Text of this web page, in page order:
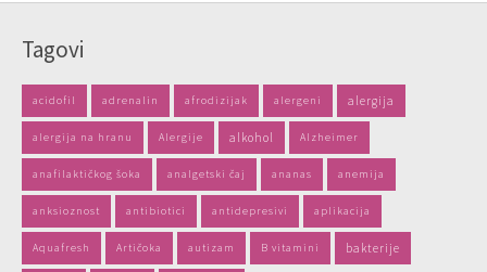
Tagovi
acidofil adrenalin afrodizijak alergeni alergija
alergija na hranu Alergije alkohol Alzheimer
anafilaktičkog šoka analgetski čaj ananas anemija
anksioznost antibiotici antidepresivi aplikacija
Aquafresh Artičoka autizam B vitamini bakterije